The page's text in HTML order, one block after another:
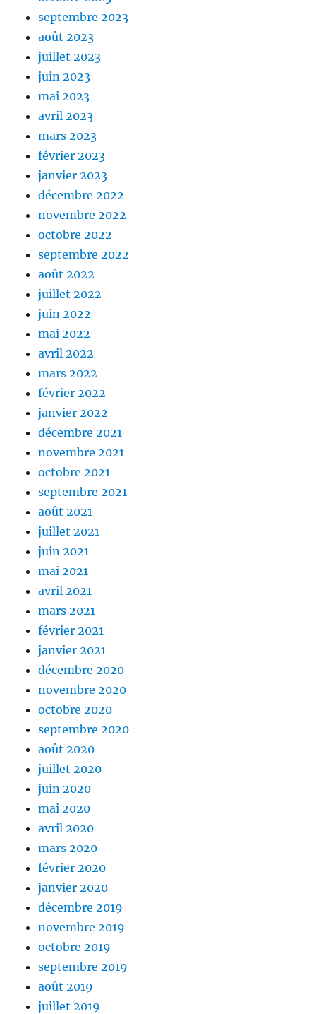
septembre 2023
août 2023
juillet 2023
juin 2023
mai 2023
avril 2023
mars 2023
février 2023
janvier 2023
décembre 2022
novembre 2022
octobre 2022
septembre 2022
août 2022
juillet 2022
juin 2022
mai 2022
avril 2022
mars 2022
février 2022
janvier 2022
décembre 2021
novembre 2021
octobre 2021
septembre 2021
août 2021
juillet 2021
juin 2021
mai 2021
avril 2021
mars 2021
février 2021
janvier 2021
décembre 2020
novembre 2020
octobre 2020
septembre 2020
août 2020
juillet 2020
juin 2020
mai 2020
avril 2020
mars 2020
février 2020
janvier 2020
décembre 2019
novembre 2019
octobre 2019
septembre 2019
août 2019
juillet 2019